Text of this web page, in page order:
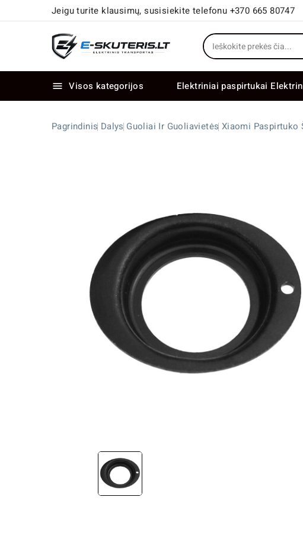
Jeigu turite klausimų, susisiekite telefonu +370 665 80747
 Visos kategorijos Elektriniai paspirtukai
Pagrindinis Dalys Guoliai Ir Guoliavietės Xiaomi Paspirtuko